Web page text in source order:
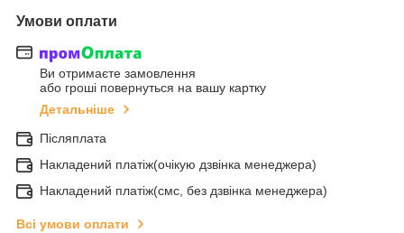
Умови оплати
Ви отримаєте замовлення
або гроші повернуться на вашу картку
Детальніше
Післяплата
Накладений платіж(очікую дзвінка менеджера)
Накладений платіж(смс, без дзвінка менеджера)
Всі умови оплати